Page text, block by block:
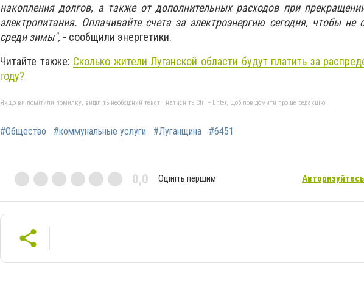
накопления долгов, а также от дополнительных расходов при
электропитания. Оплачивайте счета за электроэнергию сегодня, чтобы не
среди зимы", - сообщили энергетики.
Читайте также: Сколько жители Луганской области будут платить за
году?
Якщо ви помітили помилку, виділіть необхідний текст і натисніть Ctrl + Enter, щоб повідомити про це редакцію
#Общество #коммунальные услуги #Луганщина #6451
0,0 Оцініть першим Авторизуйтесь